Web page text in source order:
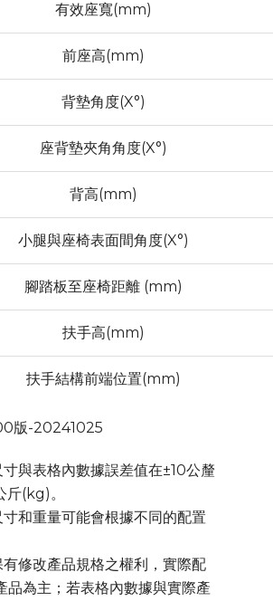
有效座寬(mm)
前座高(mm)
背墊角度(X°)
座背墊夾角角度(X°)
背高(mm)
小腿與座椅表面間角度(X°)
腳踏板至座椅距離 (mm)
扶手高(mm)
扶手結構前端位置(mm)
版-20241025
與表格內數據誤差值在±10公釐
(kg)。
和重量可能會根據不同的配置
修改產品規格之權利，實際配
品為主；若表格內數據與實際產